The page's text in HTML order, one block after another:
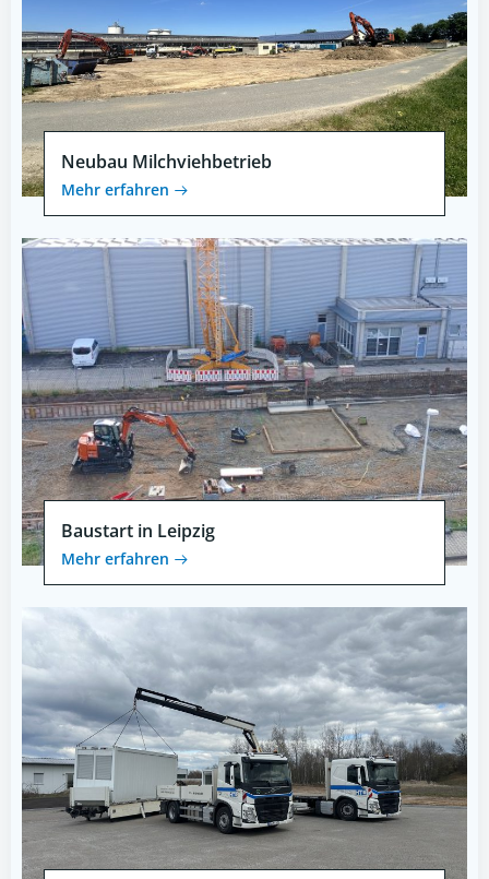
Neubau Milchviehbetrieb
Mehr erfahren
Baustart in Leipzig
Mehr erfahren